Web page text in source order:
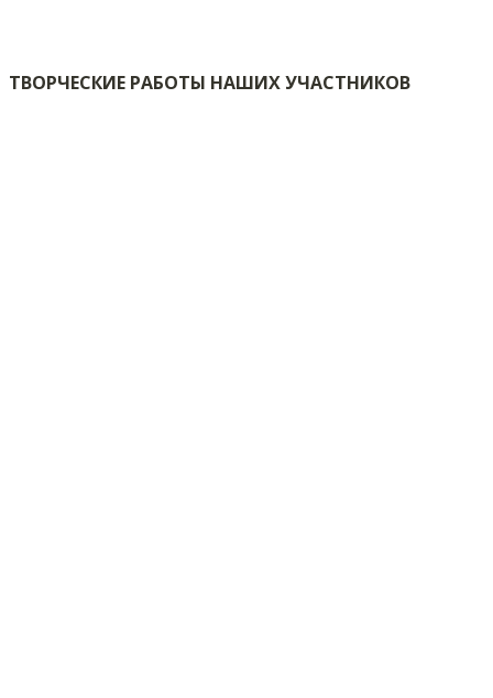
ТВОРЧЕСКИЕ РАБОТЫ НАШИХ УЧАСТНИКОВ